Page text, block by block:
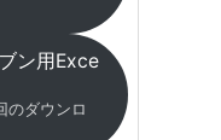
ン用Exce
のダウンロ